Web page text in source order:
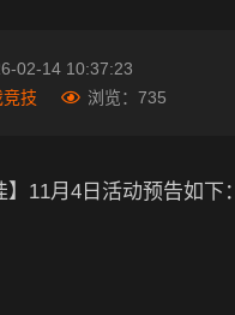
02-14 10:37:23
技 浏览： 735
】11月4日活动预告如下：